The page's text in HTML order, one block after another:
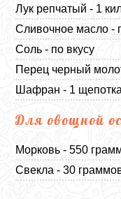
Лук репчатый - 1
Сливочное масло -
Соль - по вкусу
Перец черный
Шафран - 1 щепотка
Для овощной
Морковь - 550
Свекла - 30